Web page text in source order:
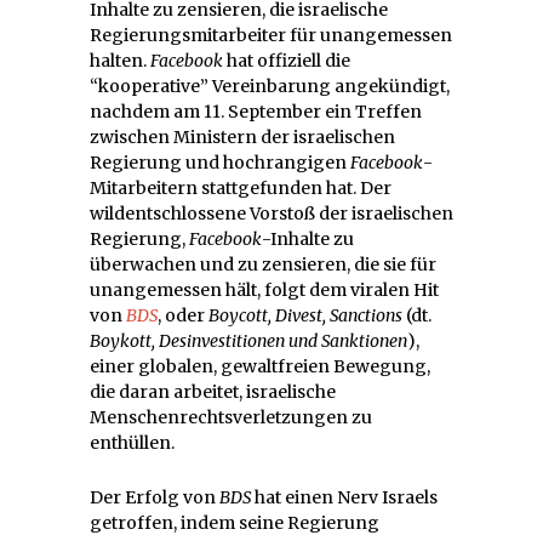
Inhalte zu zensieren, die israelische
Regierungsmitarbeiter für unangemessen
halten.Facebookhat offiziell die
“kooperative” Vereinbarung angekündigt,
nachdem am 11. September ein Treffen
zwischen Ministern der israelischen
Regierung und hochrangigenFacebook-
Mitarbeitern stattgefunden hat. Der
wildentschlossene Vorstoß der israelischen
Regierung,Facebook-Inhalte zu
überwachen und zu zensieren, die sie für
unangemessen hält, folgt dem viralen Hit
vonBDS, oderBoycott, Divest, Sanctions (dt.
Boykott, Desinvestitionen und Sanktionen),
einer globalen, gewaltfreien Bewegung,
die daran arbeitet, israelische
Menschenrechtsverletzungen zu
enthüllen.
Der Erfolg vonBDShat einen Nerv Israels
getroffen, indem seine Regierung